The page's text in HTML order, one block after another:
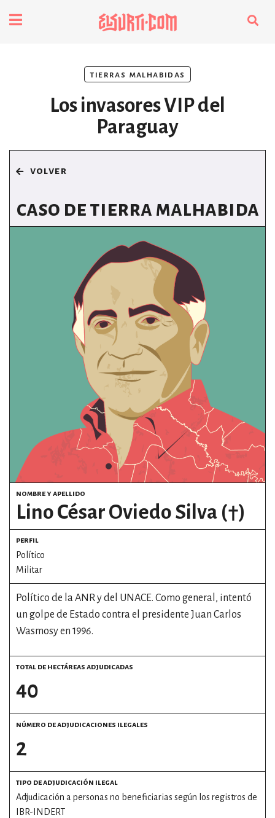
Futuros
Soberanas
Despacio Sonoro
estronismo climático
escuelas fumigadas
historia de las mujeres
patria contratista
plan del terror
consumo ilustrado
surti impreso
tierras malhabidas
Los invasores VIP del
Paraguay
caso de tierra malhabida
volver
nombre y apellido
Lino César Oviedo Silva (†)
perfil
Político
Militar
Político de la ANR y del UNACE. Como general, intentó
un golpe de Estado contra el presidente Juan Carlos
Wasmosy en 1996.
total de hectáreas adjudicadas
40
número de adjudicaciones ilegales
2
tipo de adjudicación ilegal
Adjudicación a personas no beneficiarias según los registros de
IBR-INDERT